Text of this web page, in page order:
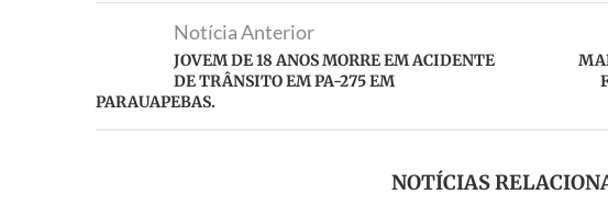
Notícia Anterior
JOVEM DE 18 ANOS MORRE EM ACIDENTE
DE TRÂNSITO EM PA-275 EM
PARAUAPEBAS.
NOTÍCIAS